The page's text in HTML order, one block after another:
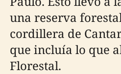
una reserva
cordillera de
que incluía lo que
Florestal.